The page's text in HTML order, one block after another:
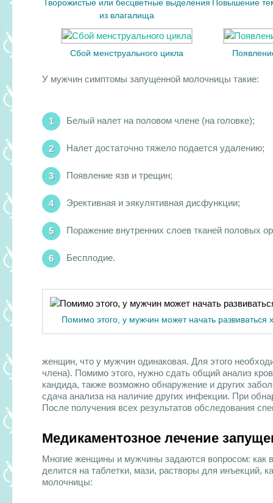
Творожистые или бесцветные выделения
из влагалища
Повышение
Сбой менструального цикла
У мужчин симптомы запущенной молочницы такие:
Белый налет на половом члене (на головке);
Налет достаточно тяжело подается удалению;
Появление язв и трещин;
Эрективная и эякулятивная дисфункции;
Поражение внутренних слоев тканей половых
Бесплодие.
Помимо этого, у мужчин может начать развиваться
женщин, что у мужчин одинаковая. Для этого
члена). Помимо этого, нужно сдать общий анализ
кандида, также возможно обнаружение и других
сдача анализа на наличие других инфекции. При
После получения всех результатов обследования
Медикаментозное лечение
Многие женщины и мужчины задаются вопросом: как
делится на таблетки, мази, растворы для
молочницы: